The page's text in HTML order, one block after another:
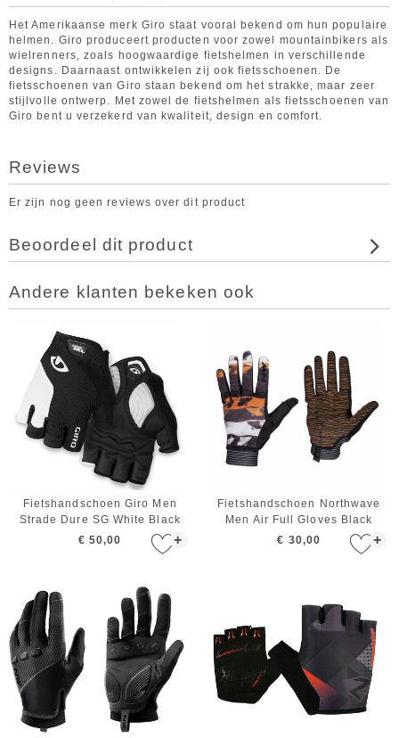
Het Amerikaanse merk Giro staat vooral bekend om hun populaire
helmen. Giro produceert producten voor zowel mountainbikers als
wielrenners, zoals hoogwaardige fietshelmen in verschillende
designs. Daarnaast ontwikkelen zij ook fietsschoenen. De
fietsschoenen van Giro staan bekend om het strakke, maar zeer
stijlvolle ontwerp. Met zowel de fietshelmen als fietsschoenen van
Giro bent u verzekerd van kwaliteit, design en comfort.
Reviews
Er zijn nog geen reviews over dit product
Beoordeel dit product
Andere klanten bekeken ook
+
Fietshandschoen Giro Men
Strade Dure SG White Black
€ 50,00
+
Fietshandschoen Northwave
Men Air Full Gloves Black
Orange White
€ 30,00